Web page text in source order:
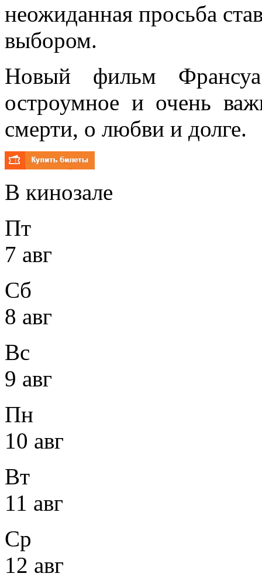
неожиданная просьба
выбором.
Новый фильм
остроумное и очень
смерти, о любви и долге.
В кинозале
Пт
7 авг
Сб
8 авг
Вс
9 авг
Пн
10 авг
Вт
11 авг
Ср
12 авг